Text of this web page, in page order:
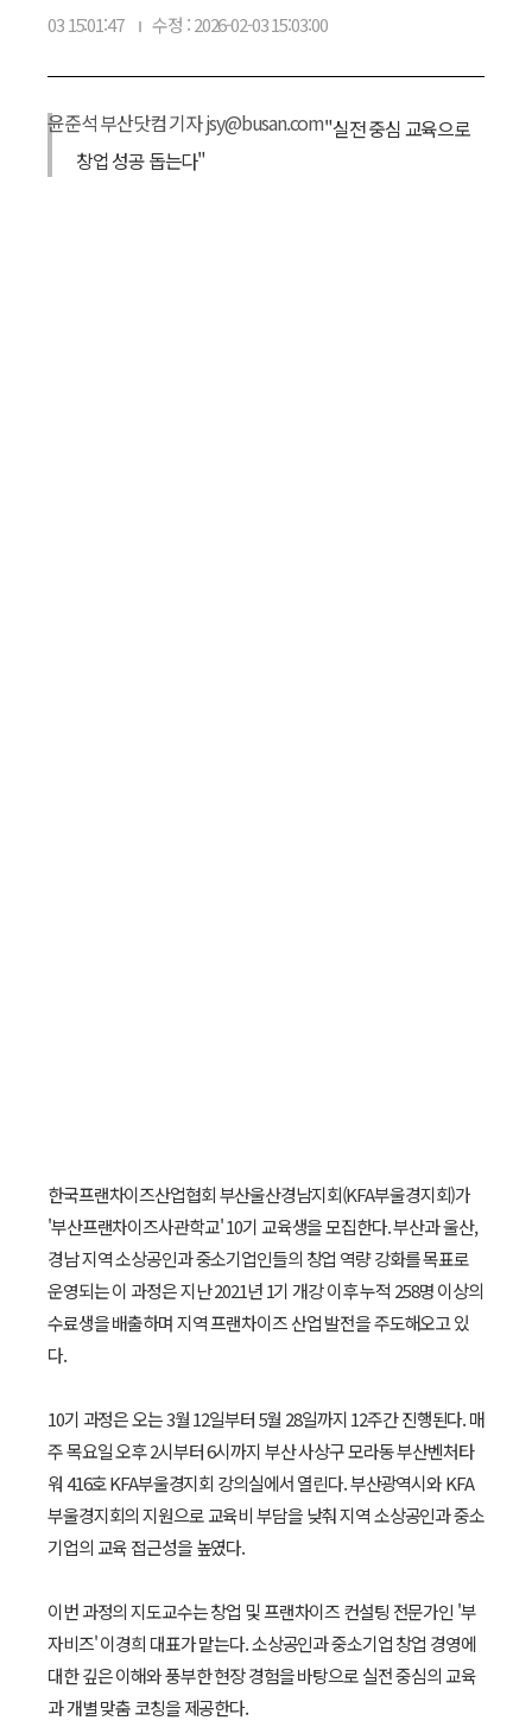
03 15:01:47 수정 : 2026-02-03 15:03:00
윤준석 부산닷컴 기자 jsy@busan.com"실전 중심 교육으로
창업 성공 돕는다"
한국프랜차이즈산업협회 부산울산경남지회(KFA부울경지회)가
'부산프랜차이즈사관학교' 10기 교육생을 모집한다. 부산과 울산,
경남 지역 소상공인과 중소기업인들의 창업 역량 강화를 목표로
운영되는 이 과정은 지난 2021년 1기 개강 이후 누적 258명 이상의
수료생을 배출하며 지역 프랜차이즈 산업 발전을 주도해오고 있
다.
10기 과정은 오는 3월 12일부터 5월 28일까지 12주간 진행된다. 매
주 목요일 오후 2시부터 6시까지 부산 사상구 모라동 부산벤처타
워 416호 KFA부울경지회 강의실에서 열린다. 부산광역시와 KFA
부울경지회의 지원으로 교육비 부담을 낮춰 지역 소상공인과 중소
기업의 교육 접근성을 높였다.
이번 과정의 지도교수는 창업 및 프랜차이즈 컨설팅 전문가인 '부
자비즈' 이경희 대표가 맡는다. 소상공인과 중소기업 창업 경영에
대한 깊은 이해와 풍부한 현장 경험을 바탕으로 실전 중심의 교육
과 개별 맞춤 코칭을 제공한다.